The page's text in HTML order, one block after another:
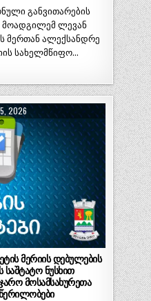
განვითარების
მოადგილემ ლევან
მერთან ალექსანდრე
სახელმწიფო…
2026
მერიის დებულების
საშტატო ნუსხით
მოსამსახურეთა